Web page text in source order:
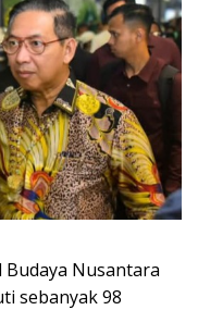
Budaya Nusantara
sebanyak 98